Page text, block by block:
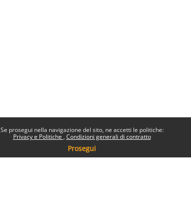
Se prosegui nella navigazione del sito, ne accetti le politiche:
Privacy e Politiche Condizioni generali di contratto
Prosegui